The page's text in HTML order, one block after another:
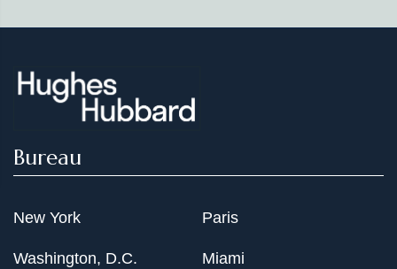
Bureau
New York
Washington, D.C.
Paris
Miami